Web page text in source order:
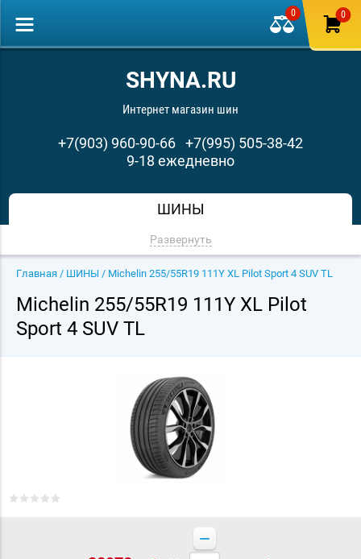
0
0
SHYNA.RU
Интернет магазин шин
+7(903) 960-90-66 +7(995) 505-38-42
9-18 ежедневно
ШИНЫ
Развернуть
Главная / ШИНЫ / Michelin 255/55R19 111Y XL Pilot Sport 4 SUV TL
Michelin 255/55R19 111Y XL Pilot
Sport 4 SUV TL
−